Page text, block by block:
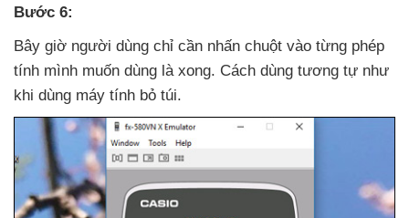
Bước 6:
Bây giờ người dùng chỉ cần nhấn chuột vào từng phép
tính mình muốn dùng là xong. Cách dùng tương tự như
khi dùng máy tính bỏ túi.